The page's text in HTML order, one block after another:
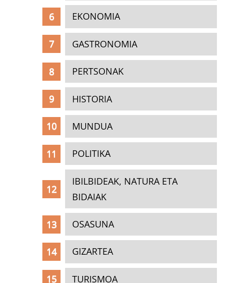
EKONOMIA
GASTRONOMIA
PERTSONAK
HISTORIA
MUNDUA
POLITIKA
IBILBIDEAK, NATURA ETA
BIDAIAK
OSASUNA
GIZARTEA
TURISMOA